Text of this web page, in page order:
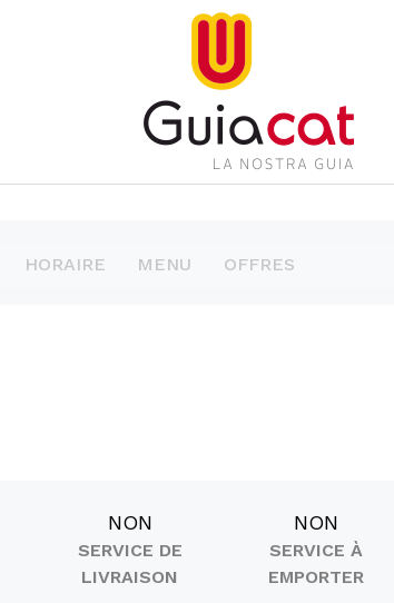
HORAIRE MENU OFFRES
NON
SERVICE DE
LIVRAISON
NON
SERVICE À
EMPORTER